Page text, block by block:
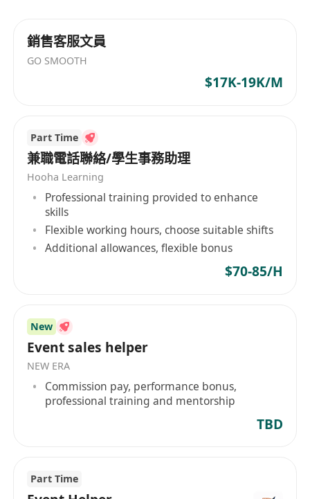
並開放使用合作機構之休閒及運動設施。
銷售客服文員
GO SMOOTH
$17K-19K/M
Part Time
兼職電話聯絡/學生事務助理
Hooha Learning
Professional training provided to enhance
skills
Flexible working hours, choose suitable shifts
Additional allowances, flexible bonus
$70-85/H
New
Event sales helper
NEW ERA
Commission pay, performance bonus,
professional training and mentorship
TBD
Part Time